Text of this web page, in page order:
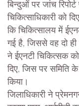
बिन्दुओं पर जांच
चिकित्साधिकारी को
कि चिकित्सालय में
गई है, जिससे वह दो ही
ने ईएनटी चिकित्सक
दिए, जिस पर समिति
किया।
जिलाधिकारी ने